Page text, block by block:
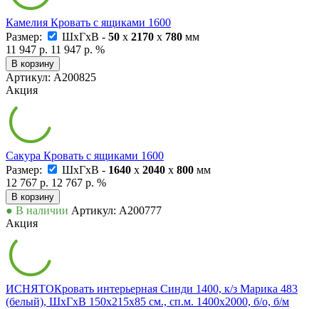
Камелия Кровать с ящиками 1600
Размер:
ШxГxВ - 50 x 2170 x 780 мм
11 947 р. 11 947 р. %
В корзину
Артикул: А200825
Акция
Сакура Кровать с ящиками 1600
Размер:
ШxГxВ - 1640 x 2040 x 800 мм
12 767 р. 12 767 р. %
В корзину
● В наличии Артикул: А200777
Акция
ИСНЯТОКровать интерьерная Синди 1400, к/з Марика 483
(белый), ШхГхВ 150х215х85 см., сп.м. 1400х2000, б/о, б/м